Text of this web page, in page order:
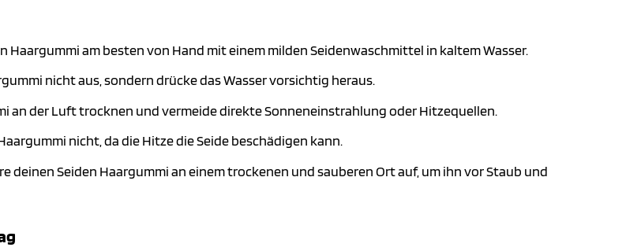
Haargummi am besten von Hand mit einem milden Seidenwaschmittel in kaltem Wasser.
nicht aus, sondern drücke das Wasser vorsichtig heraus.
an der Luft trocknen und vermeide direkte Sonneneinstrahlung oder Hitzequellen.
nicht, da die Hitze die Seide beschädigen kann.
deinen Seiden Haargummi an einem trockenen und sauberen Ort auf, um ihn vor Staub und